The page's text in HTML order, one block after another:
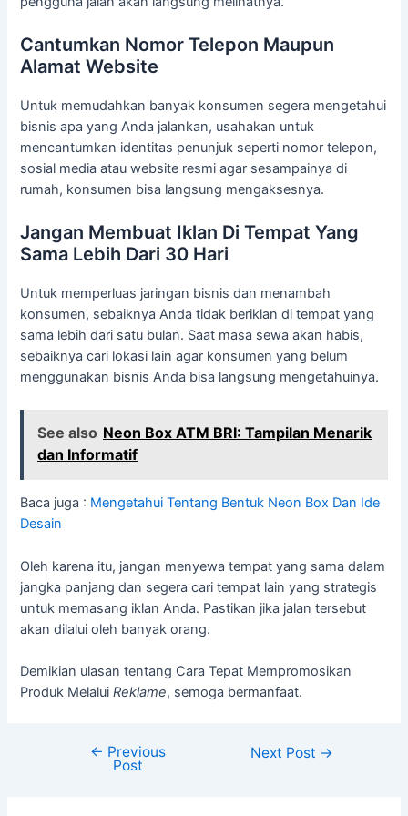
Cantumkan Nomor Telepon Maupun
Alamat Website
Untuk memudahkan banyak konsumen segera mengetahui
bisnis apa yang Anda jalankan, usahakan untuk
mencantumkan identitas penunjuk seperti nomor telepon,
sosial media atau website resmi agar sesampainya di
rumah, konsumen bisa langsung mengaksesnya.
Jangan Membuat Iklan Di Tempat Yang
Sama Lebih Dari 30 Hari
Untuk memperluas jaringan bisnis dan menambah
konsumen, sebaiknya Anda tidak beriklan di tempat yang
sama lebih dari satu bulan. Saat masa sewa akan habis,
sebaiknya cari lokasi lain agar konsumen yang belum
menggunakan bisnis Anda bisa langsung mengetahuinya.
See also Neon Box ATM BRI: Tampilan Menarik
dan Informatif
Baca juga : Mengetahui Tentang Bentuk Neon Box Dan Ide
Desain
Oleh karena itu, jangan menyewa tempat yang sama dalam
jangka panjang dan segera cari tempat lain yang strategis
untuk memasang iklan Anda. Pastikan jika jalan tersebut
akan dilalui oleh banyak orang.
Demikian ulasan tentang Cara Tepat Mempromosikan
Produk MelaluiReklame, semoga bermanfaat.
← Previous
Post
Next Post →